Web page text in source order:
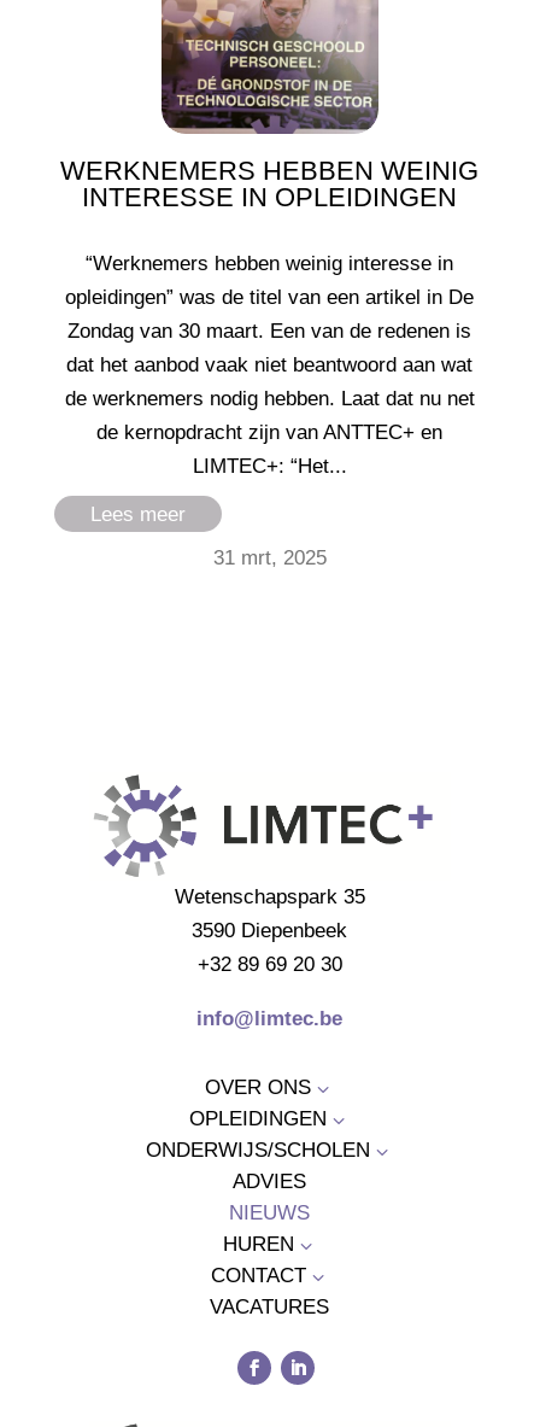
WERKNEMERS HEBBEN WEINIG
INTERESSE IN OPLEIDINGEN
31 mrt, 2025
“Werknemers hebben weinig interesse in
opleidingen” was de titel van een artikel in De
Zondag van 30 maart. Een van de redenen is
dat het aanbod vaak niet beantwoord aan wat
de werknemers nodig hebben. Laat dat nu net
de kernopdracht zijn van ANTTEC+ en
LIMTEC+: “Het...
Lees meer
Wetenschapspark 35
3590 Diepenbeek
+32 89 69 20 30
info@limtec.be
OVER ONS 3
OPLEIDINGEN 3
ONDERWIJS/SCHOLEN 3
ADVIES
NIEUWS
HUREN 3
CONTACT3
VACATURES